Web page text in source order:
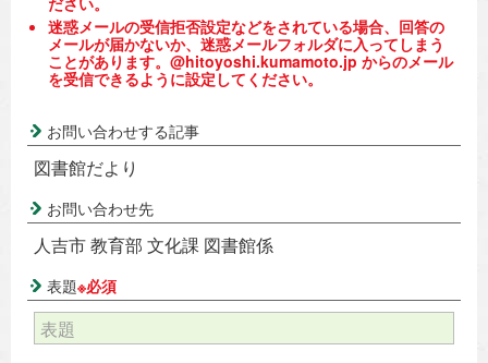
迷惑メールの受信拒否設定などをされている場合、回答の
メールが届かないか、迷惑メールフォルダに入ってしまう
ことがあります。@hitoyoshi.kumamoto.jp からのメール
を受信できるように設定してください。
お問い合わせする記事
図書館だより
お問い合わせ先
人吉市 教育部 文化課 図書館係
表題※必須